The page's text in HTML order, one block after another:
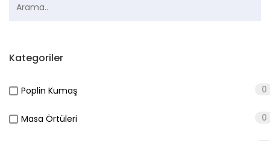
Kategoriler
Poplin Kumaş 0
Masa Örtüleri 0